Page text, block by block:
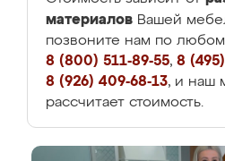
материалов Вашей
позвоните нам по
8 (800) 511-89-55, 8
8 (926) 409-68-13, и наш
рассчитает стоимость.